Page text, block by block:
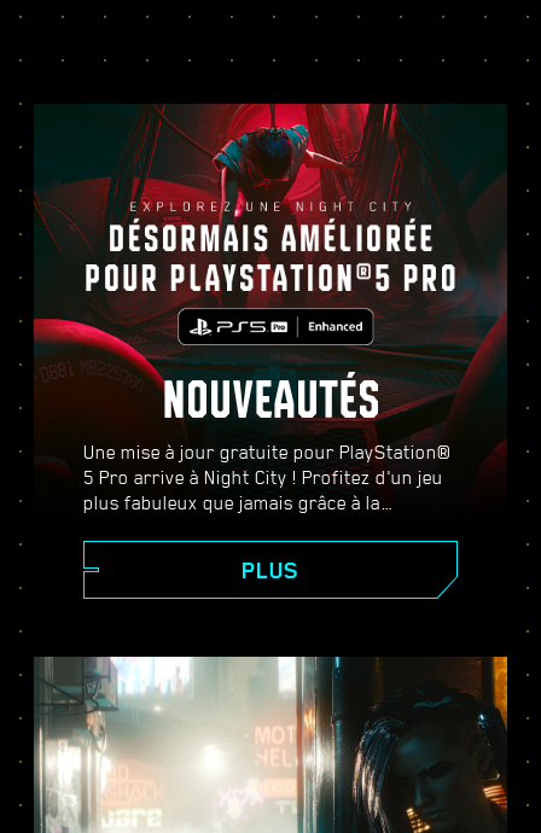
NOUVEAUTÉS
Une mise à jour gratuite pour PlayStation®
5 Pro arrive à Night City ! Profitez d'un jeu
plus fabuleux que jamais grâce à la
ray-tracing, d'un plus grand nombre
d'images par seconde, et plus encore.
Performances, Ray-tracing et Ray-tracing
Pro, et bénéficiez de meilleurs graphismes,
de scènes d'action plus fluides, et de tout
ce que Cyberpunk 2077 sur PS5® Pro a à
offrir.
PLUS